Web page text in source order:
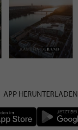
APP HERUNTERLADEN